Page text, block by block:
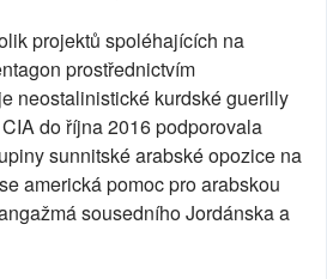
projektů spoléhajících na
prostřednictvím
neostalinistické kurdské guerilly
do října 2016 podporovala
sunnitské arabské opozice na
americká pomoc pro arabskou
sousedního Jordánska a